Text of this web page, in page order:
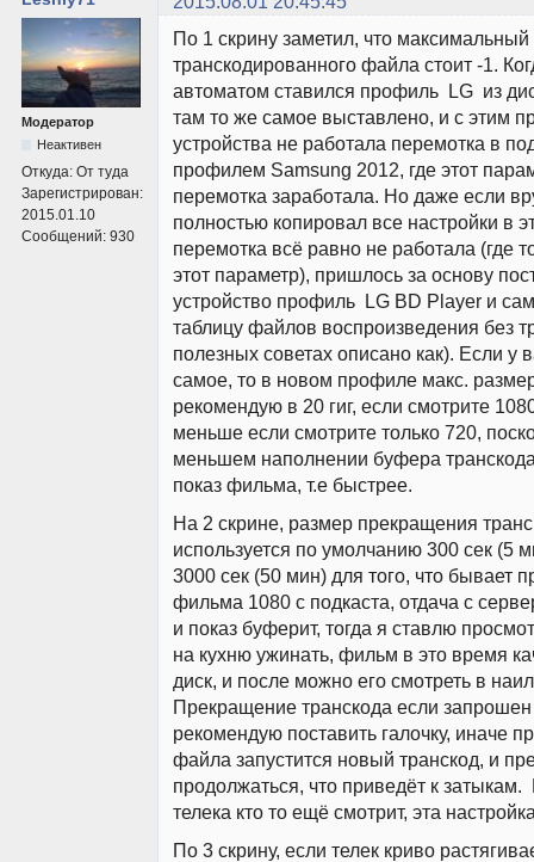
Модератор
Неактивен
Откуда: От туда
Зарегистрирован:
2015.01.10
Сообщений: 930
По 1 скрину заметил, что
транскодированного файла стоит -1.
автоматом ставился профиль LG из
там то же самое выставлено, и с этим
устройства не работала перемотка в
профилем Samsung 2012, где этот
перемотка заработала. Но даже если
полностью копировал все настройки в
перемотка всё равно не работала (где
этот параметр), пришлось за основу
устройство профиль LG BD Player и
таблицу файлов воспроизведения без
полезных советах описано как). Если у
самое, то в новом профиле макс.
рекомендую в 20 гиг, если смотрите
меньше если смотрите только 720,
меньшем наполнении буфера
показ фильма, т.е быстрее.
На 2 скрине, размер прекращения
используется по умолчанию 300 сек (5
3000 сек (50 мин) для того, что бывает
фильма 1080 с подкаста, отдача с
и показ буферит, тогда я ставлю
на кухню ужинать, фильм в это время
диск, и после можно его смотреть в
Прекращение транскода если
рекомендую поставить галочку, иначе
файла запустится новый транскод, и
продолжаться, что приведёт к затыкам.
телека кто то ещё смотрит, эта
По 3 скрину, если телек криво